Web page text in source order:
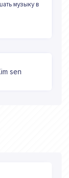
музыку в
sen